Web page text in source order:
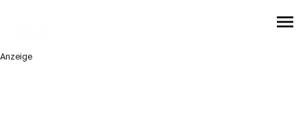
menu
Anzeige